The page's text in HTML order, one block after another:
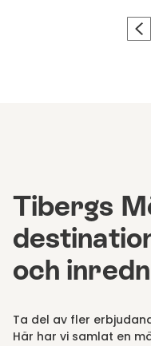
Tibergs
och
Ta del av fler
Här har vi samlat en